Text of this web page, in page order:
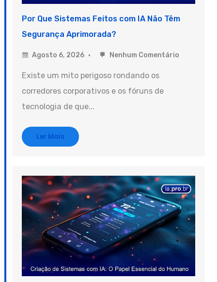
Por Que Sistemas Feitos com IA Não Têm
Segurança Aprimorada?
Agosto 6, 2026 Nenhum Comentário
Existe um mito perigoso rondando os
corredores corporativos e os fóruns de
tecnologia de que...
Ler Mais